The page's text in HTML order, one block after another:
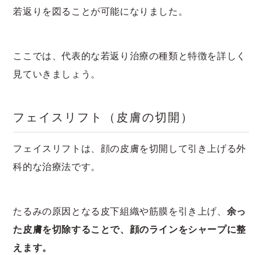
若返りを図ることが可能になりました。
ここでは、代表的な若返り治療の種類と特徴を詳しく
見ていきましょう。
フェイスリフト（皮膚の切開）
フェイスリフトは、顔の皮膚を切開して引き上げる外
科的な治療法です。
たるみの原因となる皮下組織や筋膜を引き上げ、 余っ
た皮膚を切除することで、顔のラインをシャープに整
えます。